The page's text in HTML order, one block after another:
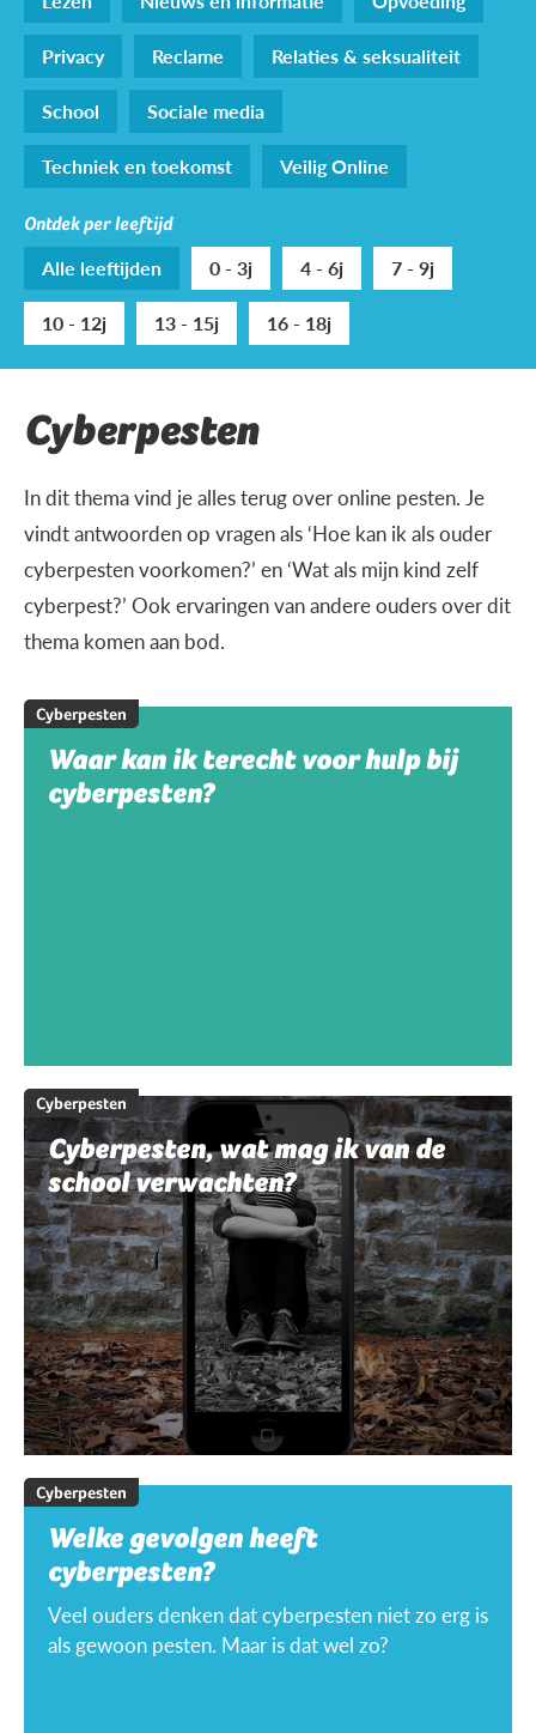
Privacy
Reclame
Relaties & seksualiteit
School
Sociale media
Techniek en toekomst
Veilig Online
Ontdek per leeftijd
Alle leeftijden 0 - 3j 4 - 6j
7 - 9j
10 - 12j
13 - 15j 16 - 18j
Cyberpesten
In dit thema vind je alles terug over online pesten. Je
vindt antwoorden op vragen als ‘Hoe kan ik als ouder
cyberpesten voorkomen?’ en ‘Wat als mijn kind zelf
cyberpest?’ Ook ervaringen van andere ouders over dit
thema komen aan bod.
Cyberpesten
Waar kan ik terecht voor hulp bij
cyberpesten?
Cyberpesten
Cyberpesten, wat mag ik van de
school verwachten?
Cyberpesten
Welke gevolgen heeft
cyberpesten?
Veel ouders denken dat cyberpesten niet zo erg is
als gewoon pesten. Maar is dat wel zo?